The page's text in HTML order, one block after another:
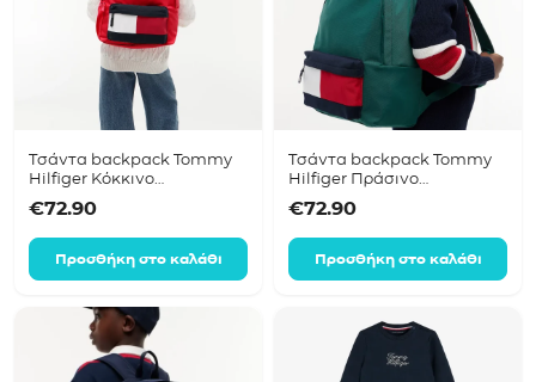
Τσάντα backpack Tommy
Hilfiger Κόκκινο
€72.90
Προσθήκη στο καλάθι
Τσάντα backpack Tommy
Hilfiger Πράσινο
€72.90
Προσθήκη στο καλάθι